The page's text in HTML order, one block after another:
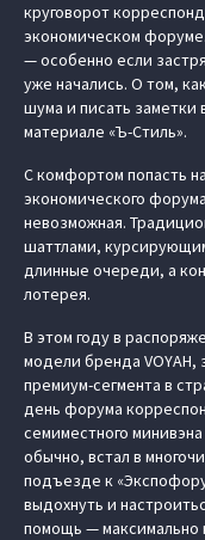
круговорот
экономическом
— особенно если
уже начались. О том,
шума и писать заметки
материале «Ъ-Стиль».
С комфортом попасть
экономического
невозможная.
шаттлами,
длинные очереди, а
лотерея.
В этом году в
модели бренда
премиум-сегмента в
день форума
семиместного минивэна
обычно, встал в
подъезде к
выдохнуть и
помощь — максимально